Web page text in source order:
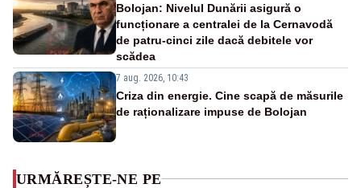
Bolojan: Nivelul Dunării asigură o
funcționare a centralei de la Cernavodă
de patru-cinci zile dacă debitele vor
scădea
7 aug. 2026, 10:43
Criza din energie. Cine scapă de măsurile
de raționalizare impuse de Bolojan
URMĂREȘTE-NE PE